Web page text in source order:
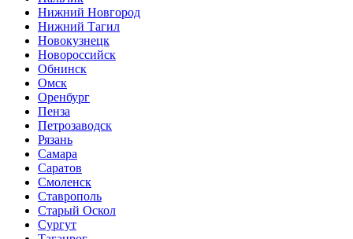
Нижний Новгород
Нижний Тагил
Новокузнецк
Новороссийск
Обнинск
Омск
Оренбург
Пенза
Петрозаводск
Рязань
Самара
Саратов
Смоленск
Ставрополь
Старый Оскол
Сургут